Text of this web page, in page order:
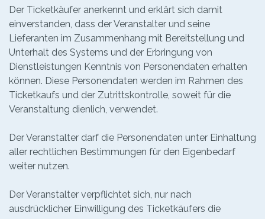
Der Ticketkäufer anerkennt und erklärt sich damit
einverstanden, dass der Veranstalter und seine
Lieferanten im Zusammenhang mit Bereitstellung und
Unterhalt des Systems und der Erbringung von
Dienstleistungen Kenntnis von Personendaten erhalten
können. Diese Personendaten werden im Rahmen des
Ticketkaufs und der Zutrittskontrolle, soweit für die
Veranstaltung dienlich, verwendet.
Der Veranstalter darf die Personendaten unter Einhaltung
aller rechtlichen Bestimmungen für den Eigenbedarf
weiter nutzen.
Der Veranstalter verpflichtet sich, nur nach
ausdrücklicher Einwilligung des Ticketkäufers die